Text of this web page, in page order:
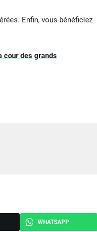
Enfin, vous bénéficiez
cour des grands
WHATSAPP